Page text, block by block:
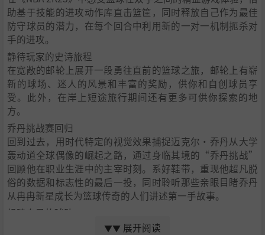
助基于技能的进攻动作库直击篮筐，同时释放自己作为最佳
防守球员的潜力，在每个回合中利用新的一对一机制扼杀对
手的进攻。
静待玩家的史诗旅程
在宽敞的邮轮上展开一段勇往直前的篮球之旅，邮轮上有崭
新的球场、迷人的风景和丰富的奖励，供你和自创球员享
受。此外，在岸上短途旅行期间还有更多可供你探索的地
方。
乔丹挑战赛回归
回到过去，用时代特定的视觉效果捕捉迈克尔·乔丹从大学
轰动道全球偶像的崛起之路，通过身临其境的“乔丹挑战”
回顾他在职业生涯中的主宰时刻。系好鞋带，重现他超凡脱
俗的数据和标志性的最后一投，同时聆听那些亲眼目睹乔丹
从冉冉新星成长为篮球传奇的人们讲述第一手故事。
组建自己的球队
在梦幻球队中聚集一批来自不同时代的传奇人才，篮球从此
▼▼ 展开阅读